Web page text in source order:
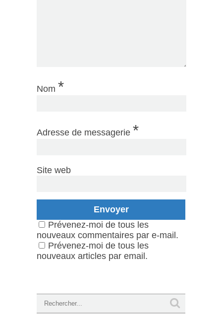
Nom *
Adresse de messagerie *
Site web
Prévenez-moi de tous les
nouveaux commentaires par e-mail.
Prévenez-moi de tous les
nouveaux articles par email.